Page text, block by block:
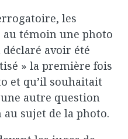
les
témoin une photo
avoir été
» la première fois
et qu’il souhaitait
autre question
au sujet de la photo.